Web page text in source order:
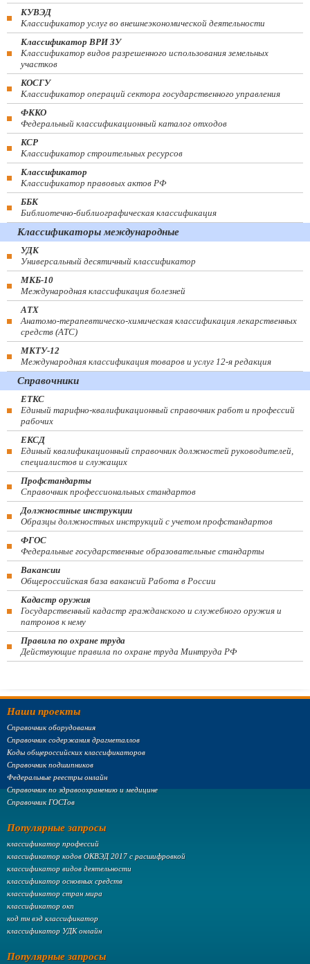
КУВЭД
Классификатор услуг во внешнеэкономической деятельности
Классификатор ВРИ ЗУ
Классификатор видов разрешенного использования земельных
участков
КОСГУ
Классификатор операций сектора государственного управления
ФККО
Федеральный классификационный каталог отходов
КСР
Классификатор строительных ресурсов
Классификатор
Классификатор правовых актов РФ
ББК
Библиотечно-библиографическая классификация
Классификаторы международные
УДК
Универсальный десятичный классификатор
МКБ-10
Международная классификация болезней
АТХ
Анатомо-терапевтическо-химическая классификация лекарственных
средств (ATC)
МКТУ-12
Международная классификация товаров и услуг 12-я редакция
Справочники
ЕТКС
Единый тарифно-квалификационный справочник работ и профессий
рабочих
ЕКСД
Единый квалификационный справочник должностей руководителей,
специалистов и служащих
Профстандарты
Справочник профессиональных стандартов
Должностные инструкции
Образцы должностных инструкций с учетом профстандартов
ФГОС
Федеральные государственные образовательные стандарты
Вакансии
Общероссийская база вакансий Работа в России
Кадастр оружия
Государственный кадастр гражданского и служебного оружия и
патронов к нему
Правила по охране труда
Действующие правила по охране труда Минтруда РФ
Наши проекты
Справочник оборудования
Справочник содержания драгметаллов
Коды общероссийских классификаторов
Справочник подшипников
Федеральные реестры онлайн
Справочник по здравоохранению и медицине
Справочник ГОСТов
Популярные запросы
классификатор профессий
классификатор кодов ОКВЭД 2017 с расшифровкой
классификатор видов деятельности
классификатор основных средств
классификатор стран мира
классификатор окп
код тн вэд классификатор
классификатор УДК онлайн
Популярные запросы